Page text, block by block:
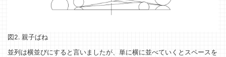
図2. 親子ばね
並列は横並びにすると言いましたが、単に横に並べていくとスペースを